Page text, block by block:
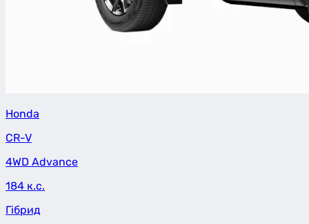
Honda
CR-V
4WD Advance
184 к.с.
Гібрид